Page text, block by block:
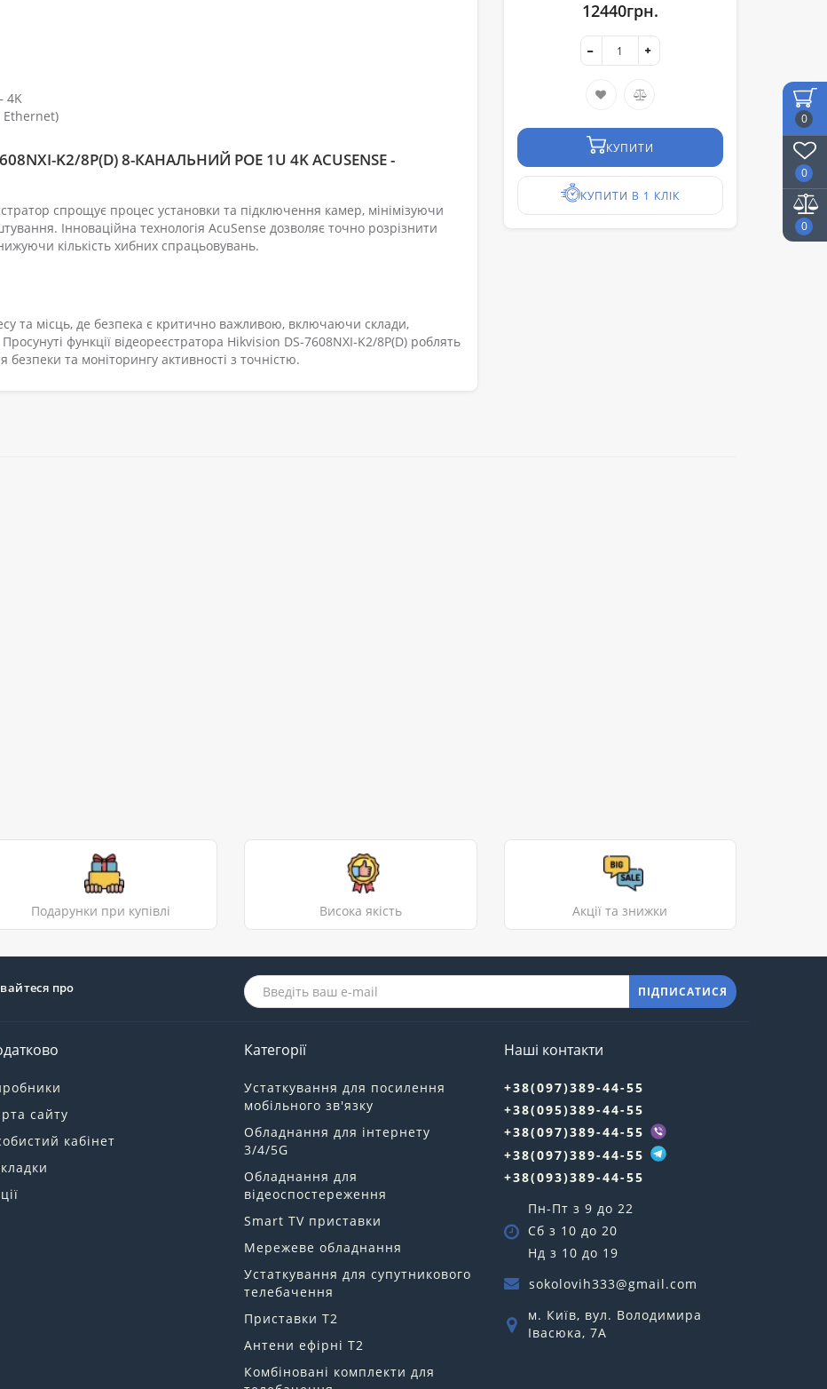
0
0
0
4K
Ethernet)
K2/8P(D) 8-КАНАЛЬНИЙ POE 1U 4K ACUSENSE -
спрощує процес установки та підключення камер, мінімізуючи
Інноваційна технологія AcuSense дозволяє точно розрізнити
кількість хибних спрацьовувань.
та місць, де безпека є критично важливою, включаючи склади,
функції відеореєстратора Hikvision DS-7608NXI-K2/8P(D) роблять
та моніторингу активності з точністю.
12440грн.
КУПИТИ
КУПИТИ В 1 КЛІК
Подарунки при купівлі Висока якість Акції та знижки
про
ПІДПИСАТИСЯ
сайту
кабінет
Категорії
Устаткування для посилення
мобільного зв'язку
Обладнання для інтернету
3/4/5G
Обладнання для
відеоспостереження
Smart TV приставки
Мережеве обладнання
Устаткування для супутникового
телебачення
Приставки Т2
Антени ефірні Т2
Комбіновані комплекти для
Наші контакти
+38(097)389-44-55
+38(095)389-44-55
+38(097)389-44-55
+38(097)389-44-55
+38(093)389-44-55
Пн-Пт з 9 до 22
Сб з 10 до 20
Нд з 10 до 19
sokolovih333@gmail.com
м. Київ, вул. Володимира
Івасюка, 7А